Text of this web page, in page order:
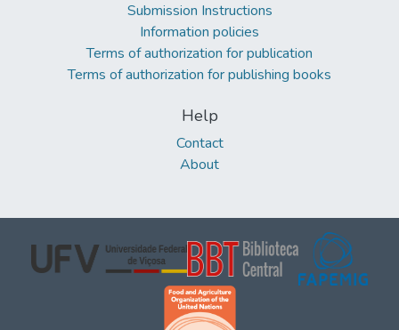
Submission Instructions
Information policies
Terms of authorization for publication
Terms of authorization for publishing books
Help
Contact
About